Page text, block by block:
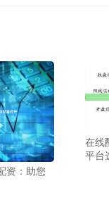
资：助您
在线
平台